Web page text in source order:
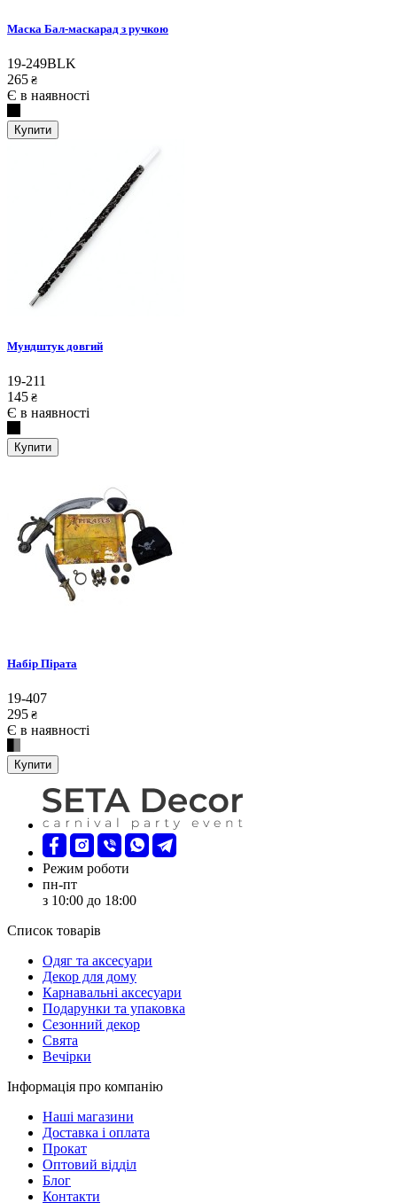
Маска Бал-маскарад з ручкою
19-249BLK
265 ₴
Є в наявності
Купити
Мундштук довгий
19-211
145 ₴
Є в наявності
Купити
Набір Пірата
19-407
295 ₴
Є в наявності
Купити
Режим роботи
пн-пт
з 10:00 до 18:00
Список товарів
Oдяг та аксесуари
Декор для дому
Карнавальні аксесуари
Подарунки та упаковка
Сезонний декор
Свята
Вечірки
Інформація про компанію
Наші магазини
Доставка і оплата
Прокат
Оптовий відділ
Блог
Контакти